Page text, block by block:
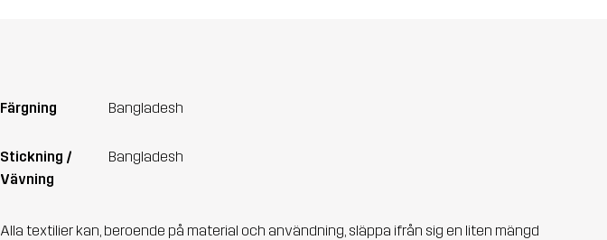
Färgning Bangladesh
Stickning /
Vävning
Bangladesh
Alla textilier kan, beroende på material och användning, släppa ifrån sig en liten mängd